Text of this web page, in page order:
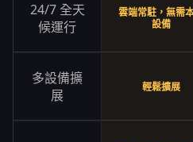
24/7 全天
候運行
雲端常駐，無需
設備
多設備擴
展
輕鬆擴展